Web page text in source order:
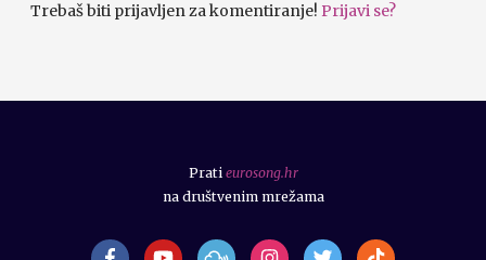
Trebaš biti prijavljen za komentiranje! Prijavi se?
Prati eurosong.hr
na društvenim mrežama